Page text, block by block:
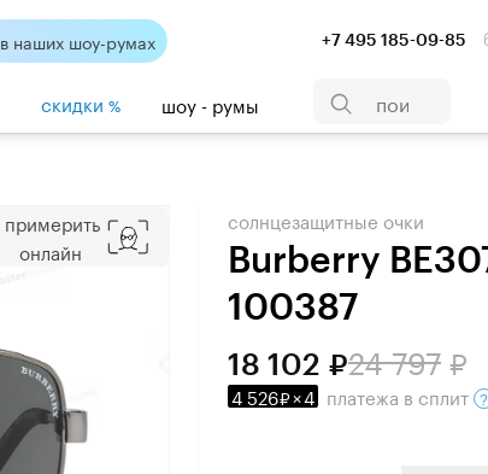
+7 495 185-09-85
в наших шоу-румах
скидки % шоу - румы
примерить
онлайн
солнцезащитные очки
Burberry
100387
24 797
18 102
4 526 ×4 платежа в сплит